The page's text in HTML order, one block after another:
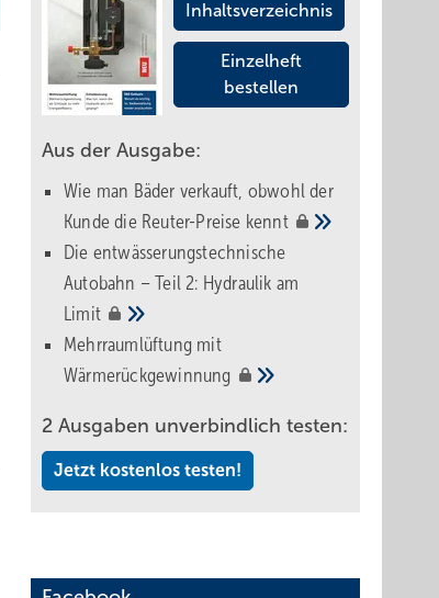
Inhaltsverzeichnis
Einzelheft
bestellen
Aus der Ausgabe:
Wie man Bäder verkauft, obwohl der
Kunde die Reuter-Preise kennt
Die entwässerungstechnische
Autobahn – Teil 2: Hydraulik am
Limit
Mehrraumlüftung mit
Wärmerückgewinnung
2 Ausgaben unverbindlich testen:
Jetzt kostenlos testen!